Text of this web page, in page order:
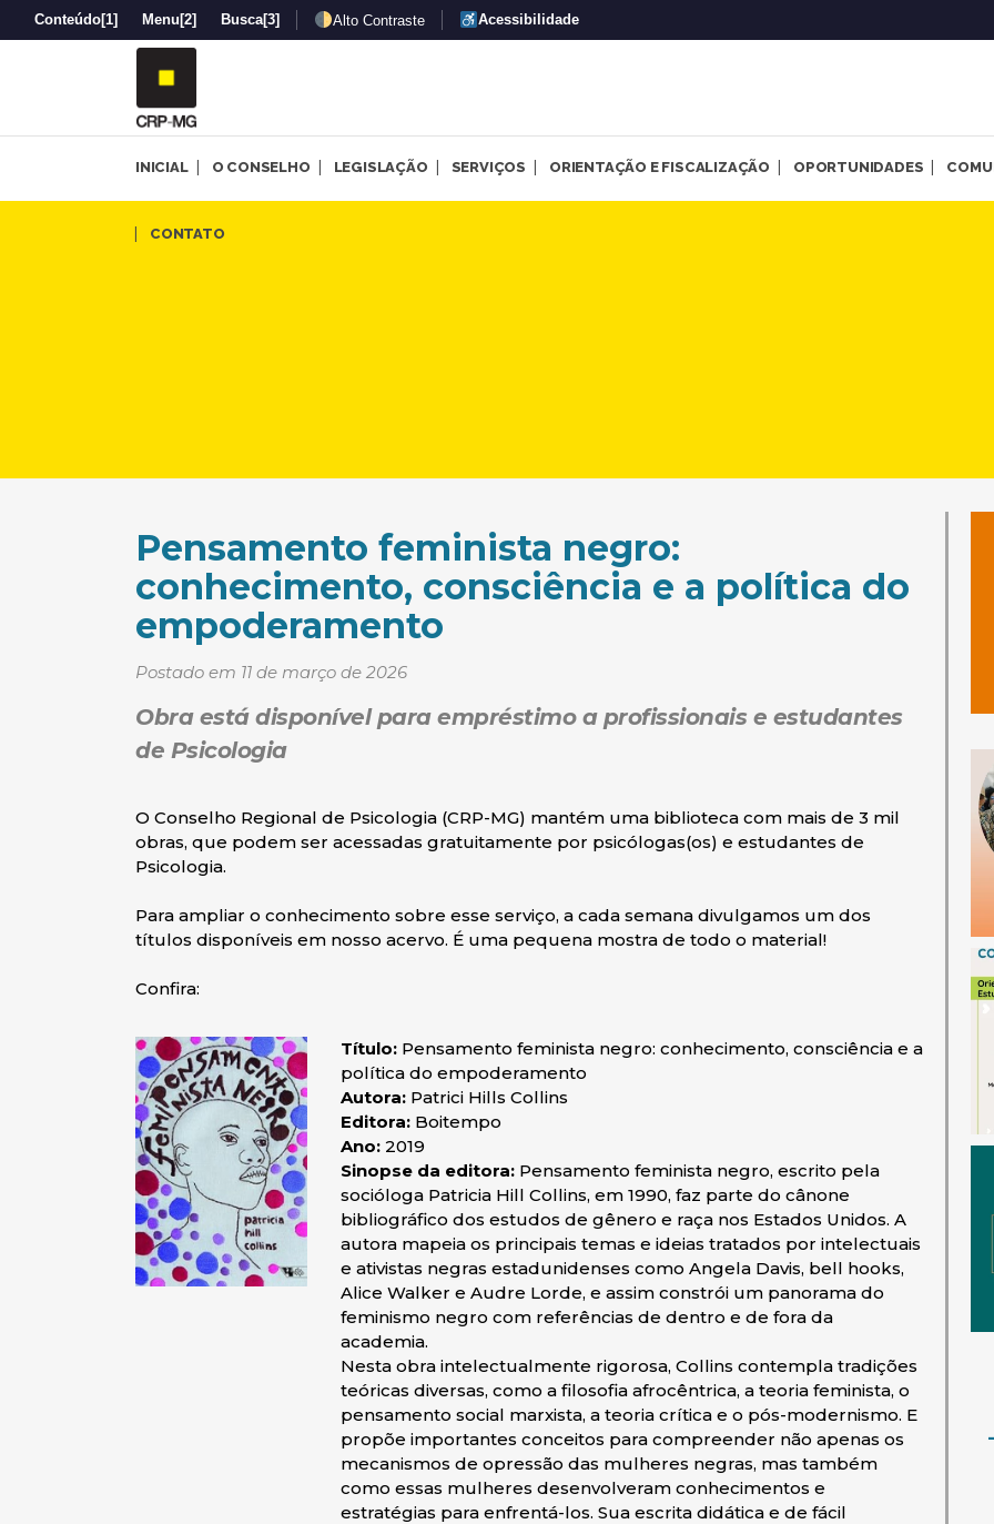
Conteúdo[1] Menu [2] Busca[3] Alto Contraste Acessibilidade
INICIAL O CONSELHO LEGISLAÇÃO SERVIÇOS ORIENTAÇÃO E FISCALIZAÇÃO OPORTUNIDADES
CONTATO
Pensamento feminista negro: conhecimento,
Pensamento feminista negro:
conhecimento, consciência e a política do
empoderamento
Postado em 11 de março de 2026
Obra está disponível para empréstimo a profissionais e estudantes
de Psicologia
O Conselho Regional de Psicologia (CRP-MG) mantém uma biblioteca com mais de 3 mil
obras, que podem ser acessadas gratuitamente por psicólogas(os) e estudantes de
Psicologia.
Para ampliar o conhecimento sobre esse serviço, a cada semana divulgamos um dos
títulos disponíveis em nosso acervo. É uma pequena mostra de todo o material!
Confira:
Título: Pensamento feminista negro: conhecimento, consciência e a
política do empoderamento
Autora: Patrici Hills Collins
Editora: Boitempo
Ano: 2019
Sinopse da editora: Pensamento feminista negro, escrito pela
socióloga Patricia Hill Collins, em 1990, faz parte do cânone
bibliográfico dos estudos de gênero e raça nos Estados Unidos. A
autora mapeia os principais temas e ideias tratados por intelectuais
e ativistas negras estadunidenses como Angela Davis, bell hooks,
Alice Walker e Audre Lorde, e assim constrói um panorama do
feminismo negro com referências de dentro e de fora da
academia.
Nesta obra intelectualmente rigorosa, Collins contempla tradições
teóricas diversas, como a filosofia afrocêntrica, a teoria feminista, o
pensamento social marxista, a teoria crítica e o pós-modernismo. E
propõe importantes conceitos para compreender não apenas os
mecanismos de opressão das mulheres negras, mas também
como essas mulheres desenvolveram conhecimentos e
estratégias para enfrentá-los. Sua escrita didática e de fácil